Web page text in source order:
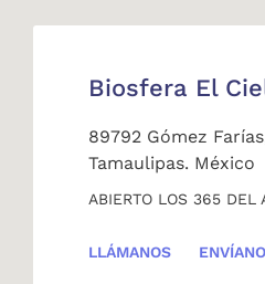
Biosfera El
89792 Gómez
Tamaulipas. México
ABIERTO LOS 365 DEL
LLÁMANOS